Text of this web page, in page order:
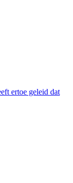
ertoe geleid dat